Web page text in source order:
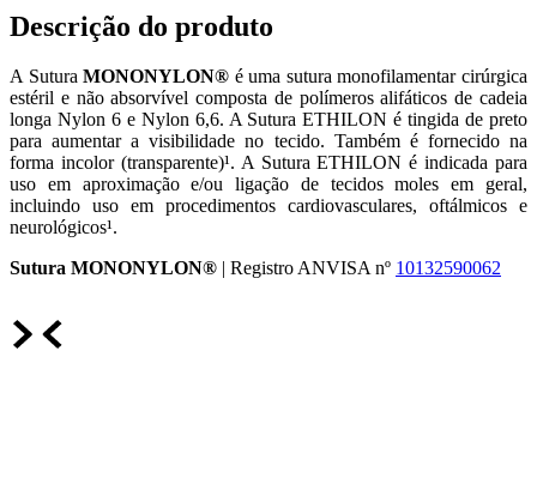
Descrição do produto
A SuturaMONONYLON® é uma sutura monofilamentar cirúrgica
estéril e não absorvível composta de polímeros alifáticos de cadeia
longa Nylon 6 e Nylon 6,6. A Sutura ETHILON é tingida de preto
para aumentar a visibilidade no tecido. Também é fornecido na
forma incolor (transparente)¹. A Sutura ETHILON é indicada para
uso em aproximação e/ou ligação de tecidos moles em geral,
incluindo uso em procedimentos cardiovasculares, oftálmicos e
neurológicos¹.
Sutura MONONYLON®
| Registro ANVISA nº 10132590062